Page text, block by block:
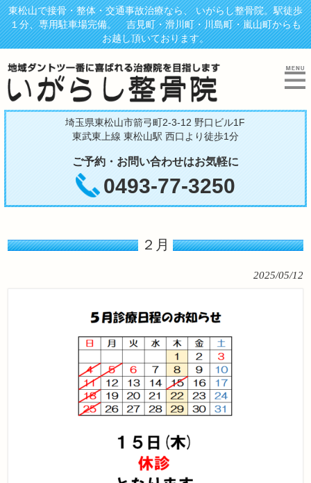
東松山で接骨・整体・交通事故治療なら、 いがらし整骨院。駅徒歩
１分、専用駐車場完備。 吉見町・滑川町・川島町・嵐山町からも
お越し頂いております。
埼玉県東松山市箭弓町2-3-12 野口ビル1F
東武東上線 東松山駅 西口より徒歩1分
ご予約・お問い合わせはお気軽に
0493-77-3250
２月
2025/05/12